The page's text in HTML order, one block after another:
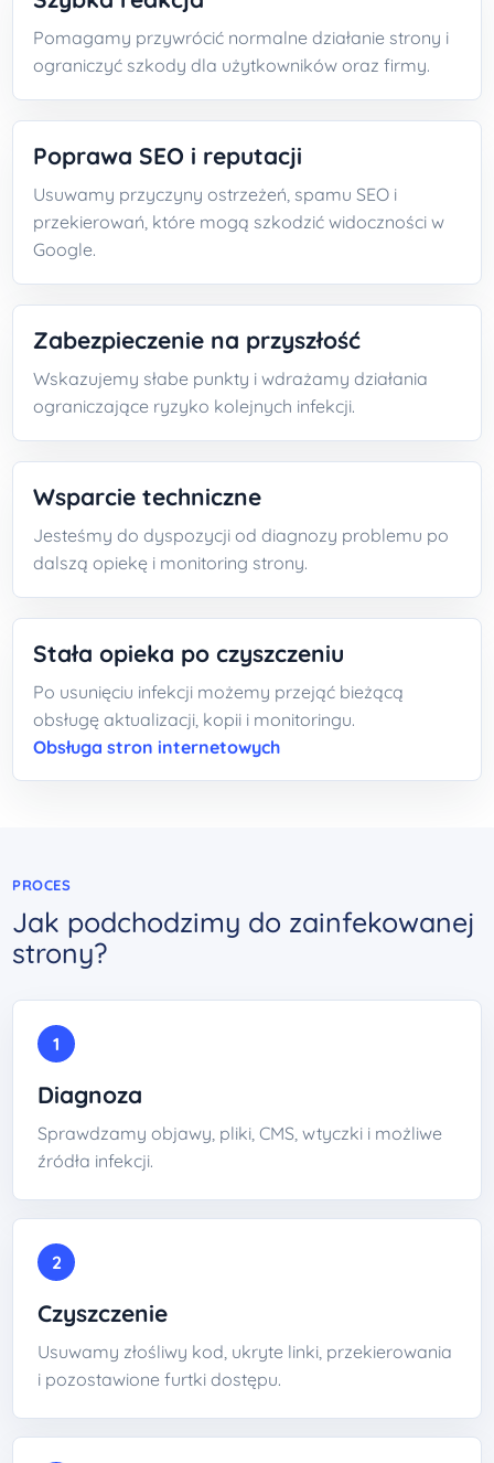
Pomagamy przywrócić normalne działanie strony i
ograniczyć szkody dla użytkowników oraz firmy.
Poprawa SEO i reputacji
Usuwamy przyczyny ostrzeżeń, spamu SEO i
przekierowań, które mogą szkodzić widoczności w
Google.
Zabezpieczenie na przyszłość
Wskazujemy słabe punkty i wdrażamy działania
ograniczające ryzyko kolejnych infekcji.
Wsparcie techniczne
Jesteśmy do dyspozycji od diagnozy problemu po
dalszą opiekę i monitoring strony.
Stała opieka po czyszczeniu
Po usunięciu infekcji możemy przejąć bieżącą
obsługę aktualizacji, kopii i monitoringu.
Obsługa stron internetowych
PROCES
Jak podchodzimy do zainfekowanej
strony?
1
Diagnoza
Sprawdzamy objawy, pliki, CMS, wtyczki i możliwe
źródła infekcji.
2
Czyszczenie
Usuwamy złośliwy kod, ukryte linki, przekierowania
i pozostawione furtki dostępu.